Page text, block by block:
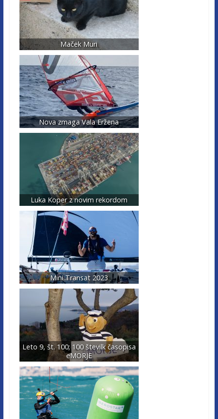
Maček Muri
Nova zmaga Vala Eržena
Luka Koper z novim rekordom
Mini Transat 2023
Leto 9, št. 100; 100 številk časopisa
eMORJE